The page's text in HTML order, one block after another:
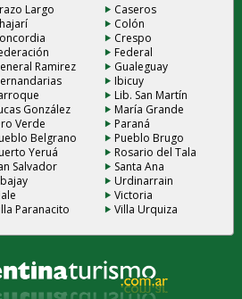
Largo
Caseros
Colón
Crespo
Federal
Ramirez
Gualeguay
Ibicuy
Lib. San Martín
González
María Grande
Verde
Paraná
Belgrano
Pueblo Brugo
Yeruá
Rosario del Tala
Salvador
Santa Ana
Urdinarrain
Victoria
Paranacito
Villa Urquiza